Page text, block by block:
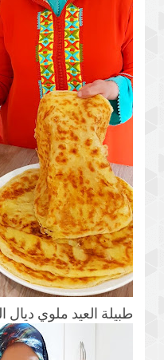
طبيلة العيد ملوي